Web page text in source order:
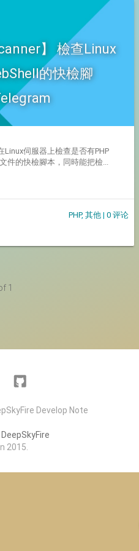
】 檢查Linux
的快檢腳
Linux伺服器上檢查是否有PHP
件的快檢腳本，同時能把檢...
PHP,其他 |0 评论
1
Github
Develop Note
DeepSkyFire
2015.